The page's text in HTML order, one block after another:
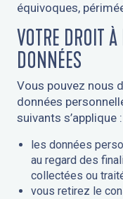
équivoques,
VOTRE DROIT À
DONNÉES
Vous pouvez nous
données
suivants s’applique :
les données
au regard des
collectées ou
vous retirez le